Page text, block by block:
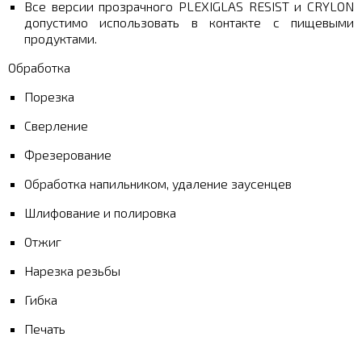
Все версии прозрачного PLEXIGLAS RESIST и CRYLON
допустимо использовать в контакте с пищевыми
продуктами.
Обработка
Порезка
Сверление
Фрезерование
Обработка напильником, удаление заусенцев
Шлифование и полировка
Отжиг
Нарезка резьбы
Гибка
Печать